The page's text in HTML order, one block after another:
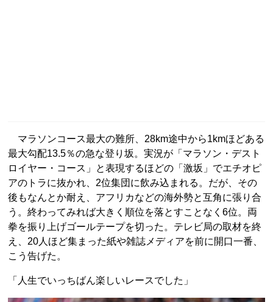
マラソンコース最大の難所、28km途中から1kmほどある
最大勾配13.5％の急な登り坂。実況が「マラソン・デスト
ロイヤー・コース」と表現するほどの「激坂」でエチオピ
アのトラに抜かれ、2位集団に飲み込まれる。だが、その
後もなんとか耐え、アフリカなどの海外勢と互角に張り合
う。終わってみれば大きく順位を落とすことなく6位。両
拳を振り上げゴールテープを切った。テレビ局の取材を終
え、20人ほど集まった紙や雑誌メディアを前に開口一番、
こう告げた。
「人生でいっちばん楽しいレースでした」